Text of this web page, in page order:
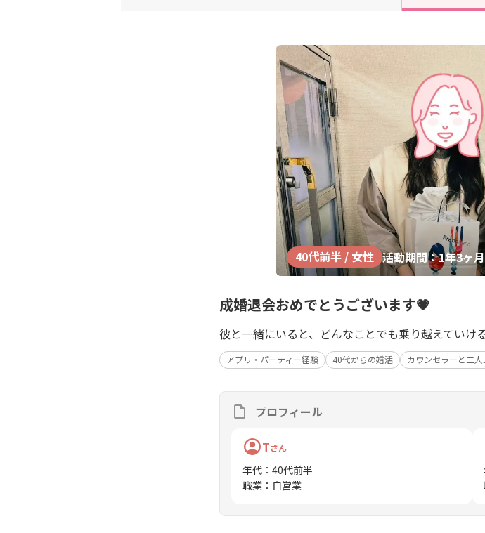
40代前半 / 女性 活動期間：1年3ヶ月
成婚退会おめでとうございます💗
彼と一緒にいると、どんなことでも乗り越えていけ
アプリ・パーティー経験 40代からの婚活 カウンセラーと二
プロフィール
Tさん
年代 ： 40代前半
職業 ： 自営業